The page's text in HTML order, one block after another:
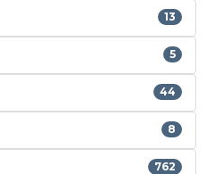
13
5
44
8
762